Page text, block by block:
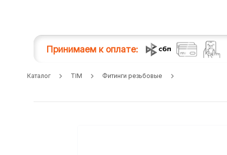
Принимаем к оплате:
Каталог TIM Фитинги резьбовые